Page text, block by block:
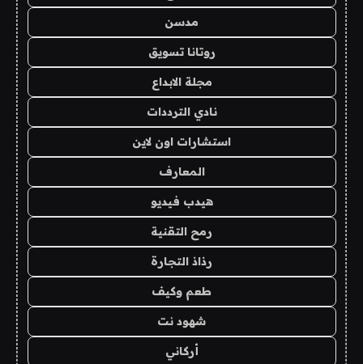
مدسن
روتانا تسويق
مجلة الابداع
نادي الترددات
استشارات اون لاين
المعارف
هيدب فيديو
رمح التقنية
رذاذ التجارة
طعم وكيف
شهود نت
أركاني